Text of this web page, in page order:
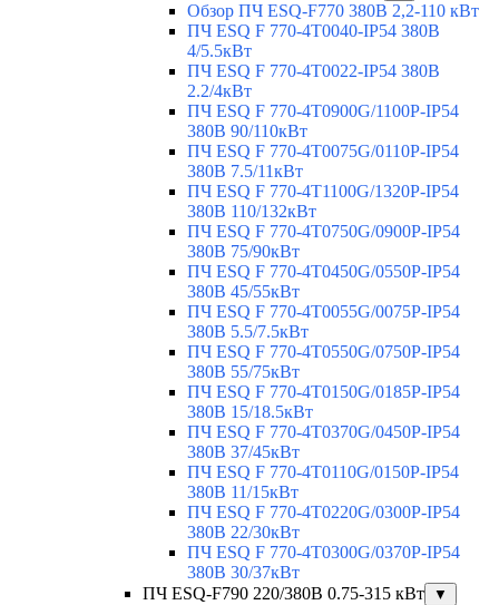
Обзор ПЧ ESQ-F770 380В 2,2-110 кВт
ПЧ ESQ F 770-4T0040-IP54 380В
4/5.5кВт
ПЧ ESQ F 770-4T0022-IP54 380В
2.2/4кВт
ПЧ ESQ F 770-4Т0900G/1100P-IP54
380В 90/110кВт
ПЧ ESQ F 770-4T0075G/0110P-IP54
380В 7.5/11кВт
ПЧ ESQ F 770-4T1100G/1320P-IP54
380В 110/132кВт
ПЧ ESQ F 770-4T0750G/0900P-IP54
380В 75/90кВт
ПЧ ESQ F 770-4T0450G/0550P-IP54
380В 45/55кВт
ПЧ ESQ F 770-4T0055G/0075P-IP54
380В 5.5/7.5кВт
ПЧ ESQ F 770-4T0550G/0750P-IP54
380В 55/75кВт
ПЧ ESQ F 770-4T0150G/0185P-IP54
380В 15/18.5кВт
ПЧ ESQ F 770-4T0370G/0450P-IP54
380В 37/45кВт
ПЧ ESQ F 770-4T0110G/0150P-IP54
380В 11/15кВт
ПЧ ESQ F 770-4T0220G/0300P-IP54
380В 22/30кВт
ПЧ ESQ F 770-4T0300G/0370P-IP54
380В 30/37кВт
ПЧ ESQ-F790 220/380В 0.75-315 кВт
▼